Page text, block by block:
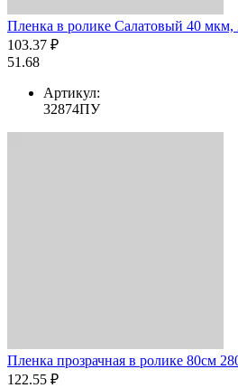
Пленка в ролике Салатовый 40 мкм,
103.37 ₽
51.68
Артикул:
32874ПУ
Пленка прозрачная в ролике 80см
122.55 ₽